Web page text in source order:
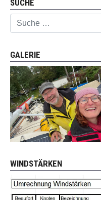
SUCHE
Suchen
GALERIE
WINDSTÄRKEN